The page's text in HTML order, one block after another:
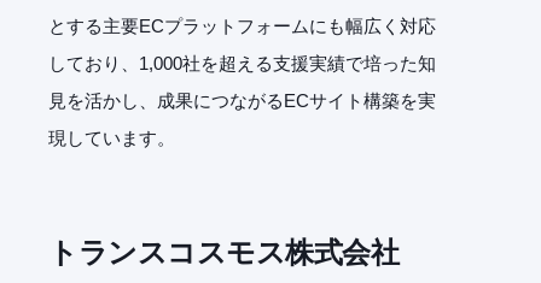
とする主要ECプラットフォームにも幅広く対応
しており、1,000社を超える支援実績で培った知
見を活かし、成果につながるECサイト構築を実
現しています。
トランスコスモス株式会社